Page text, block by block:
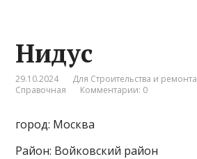
Нидус
29.10.2024 Для Строительства и ремонта
Справочная
Комментарии: 0
город: Москва
Район: Войковский район